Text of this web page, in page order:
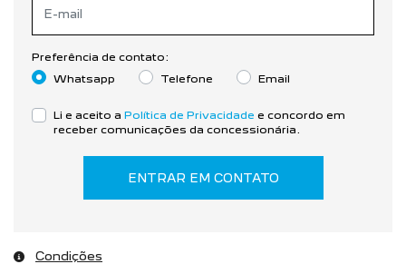
Preferência de contato:
Whatsapp
Telefone Email
Li e aceito a Política de Privacidade e concordo em
receber comunicações da concessionária.
ENTRAR EM CONTATO
Condições